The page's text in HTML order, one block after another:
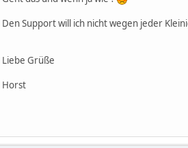
Den Support will ich nicht wegen jeder
Liebe Grüße
Horst